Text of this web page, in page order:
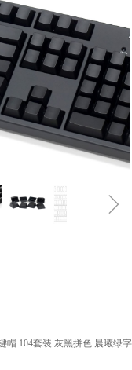
ꁇ
帽 104套装 灰黑拼色 晨曦绿字